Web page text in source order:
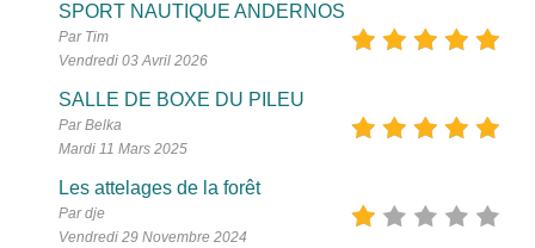
SPORT NAUTIQUE ANDERNOS
Par Tim
Vendredi 03 Avril 2026
SALLE DE BOXE DU PILEU
Par Belka
Mardi 11 Mars 2025
Les attelages de la forêt
Par dje
Vendredi 29 Novembre 2024